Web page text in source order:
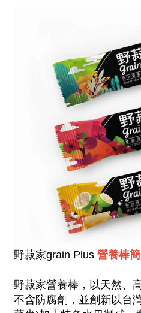
野菽家grain Plus 營養棒簡
野菽家營養棒，以天然、
不含防腐劑，並創新以台